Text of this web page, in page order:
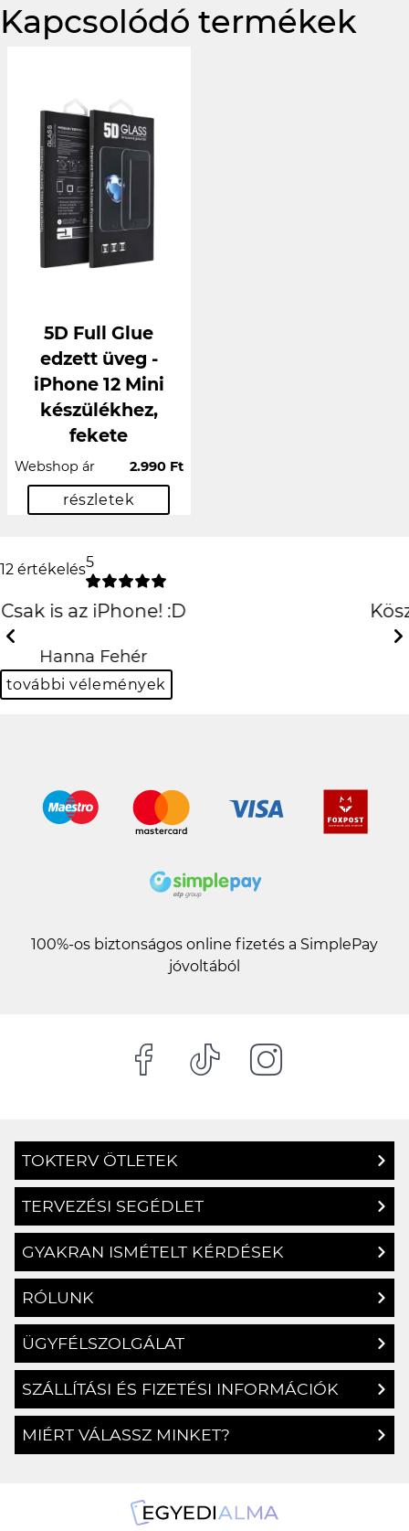
Kapcsolódó termékek
5D Full Glue
edzett üveg -
iPhone 12 Mini
készülékhez,
fekete
Webshop ár 2.990 Ft
részletek
12 értékelés5
Köszönöm szépen király
Balázs Halász
Previous
további vélemények
100%-os biztonságos online fizetés a SimplePay
jóvoltából
TOKTERV ÖTLETEK
TERVEZÉSI SEGÉDLET
GYAKRAN ISMÉTELT KÉRDÉSEK
RÓLUNK
ÜGYFÉLSZOLGÁLAT
SZÁLLÍTÁSI ÉS FIZETÉSI INFORMÁCIÓK
MIÉRT VÁLASSZ MINKET?